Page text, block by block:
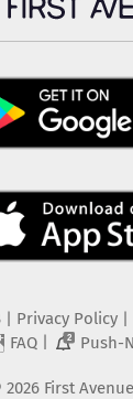
Privacy Policy|
FAQ| 2 Push-
2026 First